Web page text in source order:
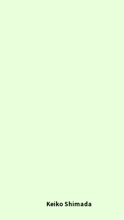
Keiko Shimada